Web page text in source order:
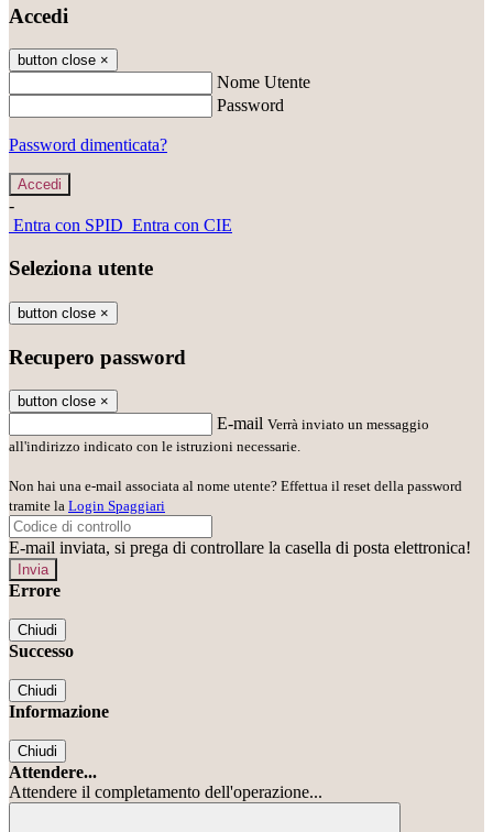
Accedi
button close ×
Nome Utente
Password
Password dimenticata?
-
Entra con SPID Entra con CIE
Seleziona utente
button close ×
Recupero password
button close ×
E-mail Verrà inviato un messaggio
all'indirizzo indicato con le istruzioni necessarie.
Non hai una e-mail associata al nome utente? Effettua il reset della password
tramite la Login Spaggiari
E-mail inviata, si prega di controllare la casella di posta elettronica!
Errore
Chiudi
Successo
Chiudi
Informazione
Chiudi
Attendere...
Attendere il completamento dell'operazione...